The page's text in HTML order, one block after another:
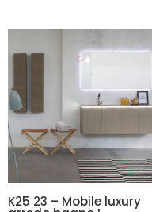
K25 23 – Mobile luxury